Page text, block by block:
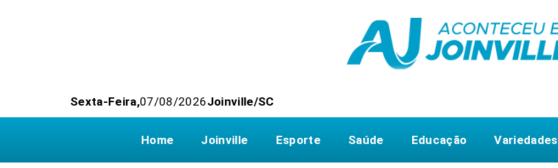
Sexta-Feira,07/08/2026Joinville/SC
Home Joinville Esporte Saúde Educação Variedades